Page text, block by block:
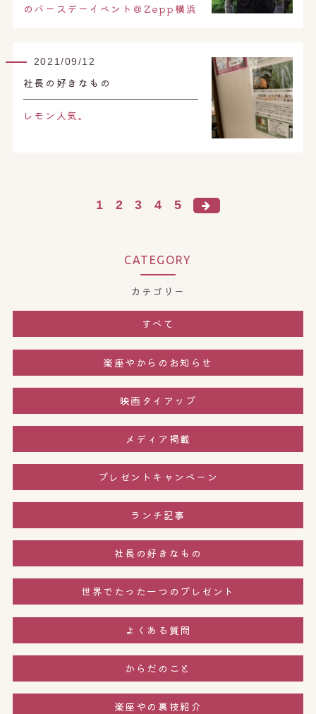
のバースデーイベント＠Zepp横浜
2021/09/12
社長の好きなもの
レモン人気。
1 2 3 4 5
CATEGORY
カテゴリー
すべて
楽座やからのお知らせ
映画タイアップ
メディア掲載
プレゼントキャンペーン
ランチ記事
社長の好きなもの
世界でたった一つのプレゼント
よくある質問
からだのこと
楽座やの裏技紹介